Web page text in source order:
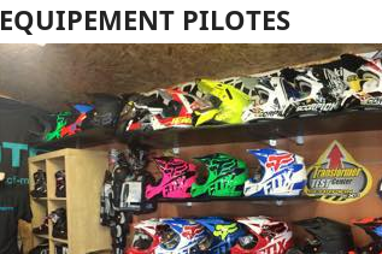
EQUIPEMENT PILOTES